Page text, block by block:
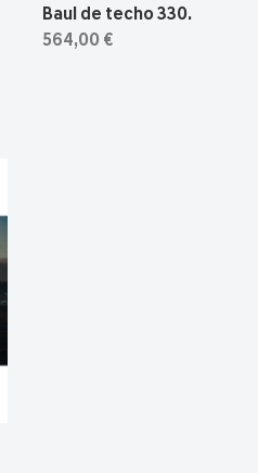
Baul de techo 330.
564,00 €